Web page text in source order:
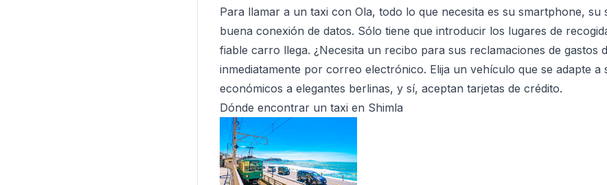
Para llamar a un taxi con Ola, todo lo que necesita es su smartphone, su
buena conexión de datos. Sólo tiene que introducir los lugares de
fiable carro llega. ¿Necesita un recibo para sus reclamaciones de gastos
inmediatamente por correo electrónico. Elija un vehículo que se adapte a
económicos a elegantes berlinas, y sí, aceptan tarjetas de crédito.
Dónde encontrar un taxi en Shimla